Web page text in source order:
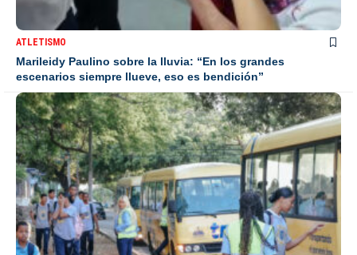
ATLETISMO
Marileidy Paulino sobre la lluvia: “En los grandes
escenarios siempre llueve, eso es bendición”